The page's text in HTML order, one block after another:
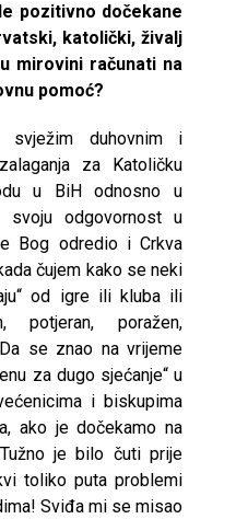
pozitivno dočekane
katolički, živalj
mirovini računati na
pomoć?
duhovnim i
za Katoličku
u BiH odnosno u
svoju odgovornost u
Bog odredio i Crkva
čujem kako se neki
od igre ili kluba ili
potjeran, poražen,
se znao na vrijeme
za dugo sjećanje“ u
i biskupima
ako je dočekamo na
je bilo čuti prije
toliko puta problemi
Sviđa mi se misao